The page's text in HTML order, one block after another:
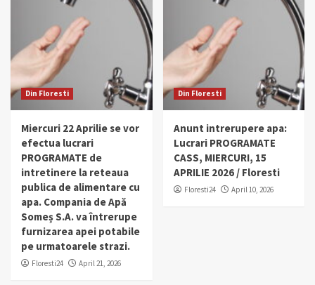
Din Floresti
Miercuri 22 Aprilie se vor
efectua lucrari
PROGRAMATE de
intretinere la reteaua
publica de alimentare cu
apa. Compania de Apă
Someș S.A. va întrerupe
furnizarea apei potabile
pe urmatoarele strazi.
Floresti24 April 21, 2026
Din Floresti
Anunt intrerupere apa:
Lucrari PROGRAMATE
CASS, MIERCURI, 15
APRILIE 2026 / Floresti
Floresti24 April 10, 2026